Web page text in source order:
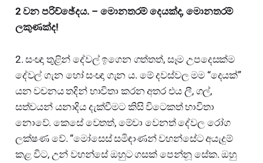
2 වන පරිච්ඡේදය. – මොනතරම් දෙයක්ද, මොනතරම්
ලකුණක්ද!
2. සංඥා තුළින් දේවල් ඉගෙන ගත්තත්, සෑම උපදෙසක්ම
දේවල් ගැන හෝ සංඥා ගැන ය. මේ දවස්වල මම “දෙයක්”
යන වචනය තදින් භාවිතා කරන අතර එය ලී, ගල්,
සත්වයන් යනාදිය දැක්වීමට කිසි විටෙකත් භාවිතා
නොවේ. කෙසේ වෙතත්, මේවා වෙනත් දේවල රෝග
ලක්ෂණ වේ. “මෝසෙස් සමිඳාණන් වහන්සේට අයැදුම්
කළ විට, උන් වහන්සේ ඔහුට ගසක් පෙන්නූ සේක. ඔහු